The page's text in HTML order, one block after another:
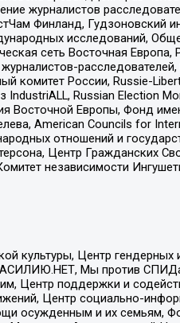
журналистов
Финланд, Гудзоновский
исследований,
сеть Восточная Европа,
комитет России, Russie-
Russian Election
Восточной Европы, Фонд
American Councils for
отношений и
Центр Гражданских
независимости
культуры, Центр
Мы против
Центр поддержки и
Центр социально-
осужденным и их семьям,